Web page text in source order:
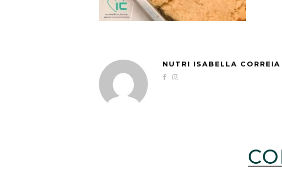
NUTRI ISABELLA CORREIA